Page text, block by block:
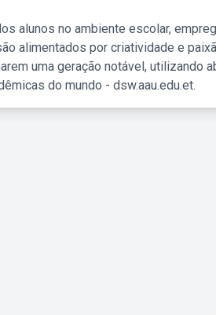
alunos no ambiente escolar,
alimentados por criatividade e
uma geração notável, utilizando
do mundo - dsw.aau.edu.et.